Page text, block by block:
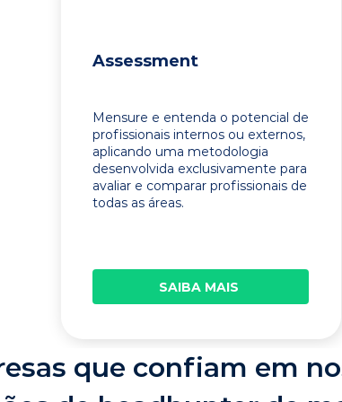
Assessment
Mensure e entenda o potencial de
profissionais internos ou externos,
aplicando uma metodologia
desenvolvida exclusivamente para
avaliar e comparar profissionais de
todas as áreas.
SAIBA MAIS
que confiam em